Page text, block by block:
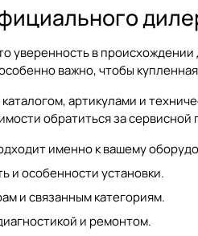
уверенность в
важно, чтобы
артикулами и
обратиться за
именно к вашему
и особенности установки.
и связанным категориям.
и ремонтом.